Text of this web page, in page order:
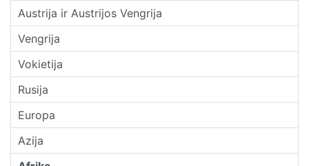
Austrija ir Austrijos Vengrija
Vengrija
Vokietija
Rusija
Europa
Azija